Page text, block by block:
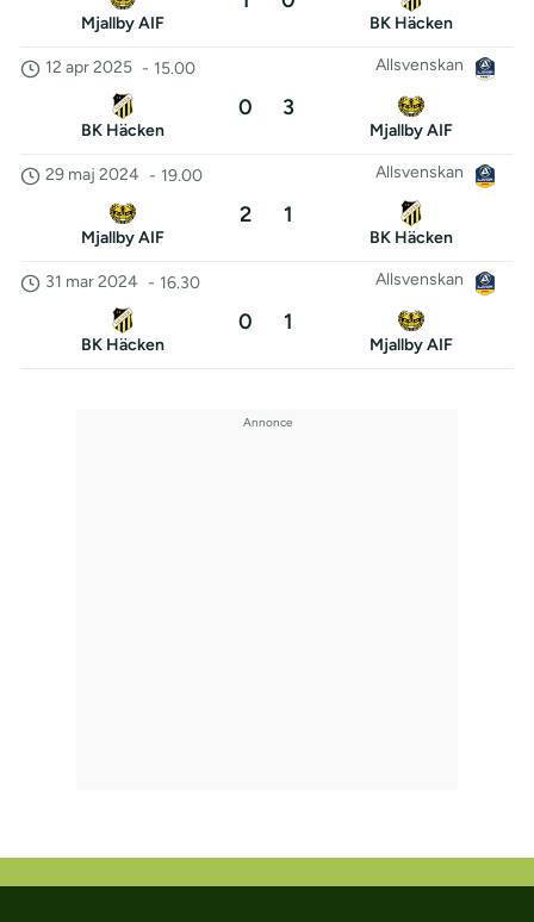
Mjallby AIF BK Häcken
Allsvenskan
12 apr 2025 - 15.00
BK Häcken
0 3
Mjallby AIF
Allsvenskan
29 maj 2024 - 19.00
Mjallby AIF
2 1
BK Häcken
Allsvenskan
31 mar 2024 - 16.30
BK Häcken
0 1
Mjallby AIF